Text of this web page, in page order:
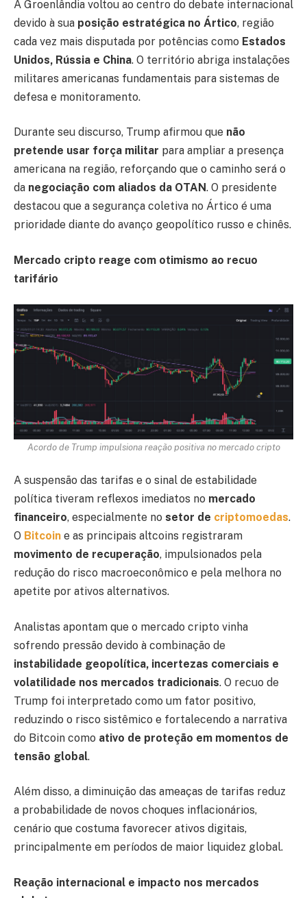
A Groenlândia voltou ao centro do debate internacional
devido à sua posição estratégica no Ártico, região
cada vez mais disputada por potências como Estados
Unidos, Rússia e China. O território abriga instalações
militares americanas fundamentais para sistemas de
defesa e monitoramento.
Durante seu discurso, Trump afirmou que não
pretende usar força militar para ampliar a presença
americana na região, reforçando que o caminho será o
da negociação com aliados da OTAN. O presidente
destacou que a segurança coletiva no Ártico é uma
prioridade diante do avanço geopolítico russo e chinês.
Mercado cripto reage com otimismo ao recuo
tarifário
Acordo de Trump impulsiona reação positiva no mercado cripto
A suspensão das tarifas e o sinal de estabilidade
política tiveram reflexos imediatos no mercado
financeiro, especialmente no setor de criptomoedas.
O Bitcoin e as principais altcoins registraram
movimento de recuperação, impulsionados pela
redução do risco macroeconômico e pela melhora no
apetite por ativos alternativos.
Analistas apontam que o mercado cripto vinha
sofrendo pressão devido à combinação de
instabilidade geopolítica, incertezas comerciais e
volatilidade nos mercados tradicionais. O recuo de
Trump foi interpretado como um fator positivo,
reduzindo o risco sistêmico e fortalecendo a narrativa
do Bitcoin como ativo de proteção em momentos de
tensão global.
Além disso, a diminuição das ameaças de tarifas reduz
a probabilidade de novos choques inflacionários,
cenário que costuma favorecer ativos digitais,
principalmente em períodos de maior liquidez global.
Reação internacional e impacto nos mercados